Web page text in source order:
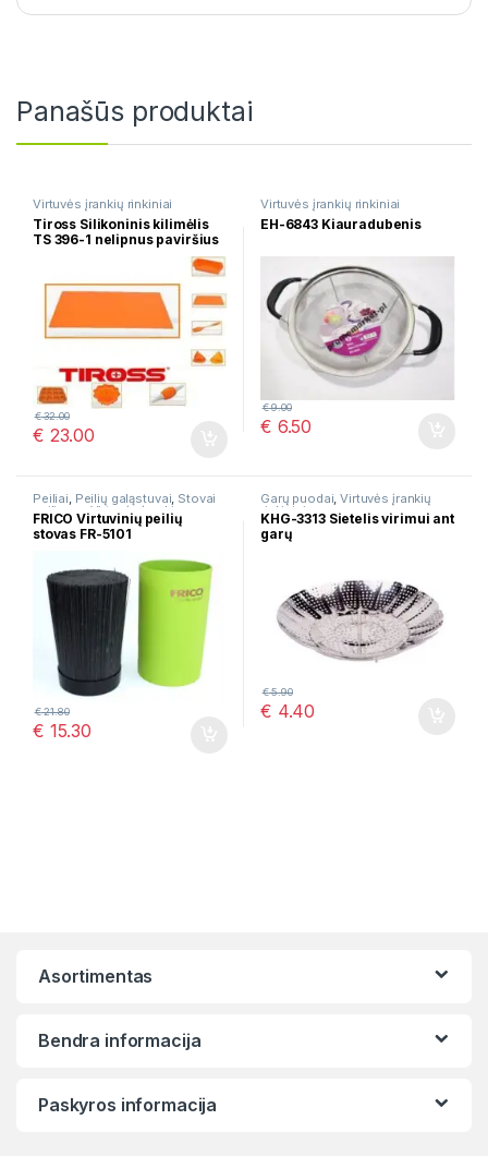
Panašūs produktai
Virtuvės įrankių rinkiniai
Tiross Silikoninis kilimėlis
TS 396-1 nelipnus paviršius
€ 23.00
€32.00
Virtuvės įrankių rinkiniai
EH-6843 Kiauradubenis
€ 6.50
€9.00
Peiliai, Peilių galąstuvai, Stovai
peiliams,Virtuvės įrankių
rinkiniai
FRICO Virtuvinių peilių
stovas FR-5101
€ 15.30
€21.80
Garų puodai,Virtuvės įrankių
rinkiniai
KHG-3313 Sietelis virimui ant
garų
€ 4.40
€5.90
Asortimentas
Bendra informacija
Paskyros informacija